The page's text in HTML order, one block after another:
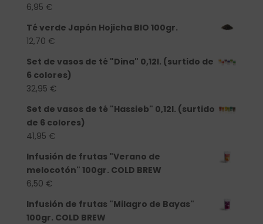
6,95 €
Té verde Japón Hojicha BIO 100gr.
12,70 €
Set de vasos de té "Dina" 0,12l. (surtido de
6 colores)
32,95 €
Set de vasos de té "Hassieb" 0,12l. (surtido
de 6 colores)
41,95 €
Infusión de frutas "Verano de
melocotón" 100gr. COLD BREW
6,50 €
Infusión de frutas "Milagro de Bayas"
100gr. COLD BREW